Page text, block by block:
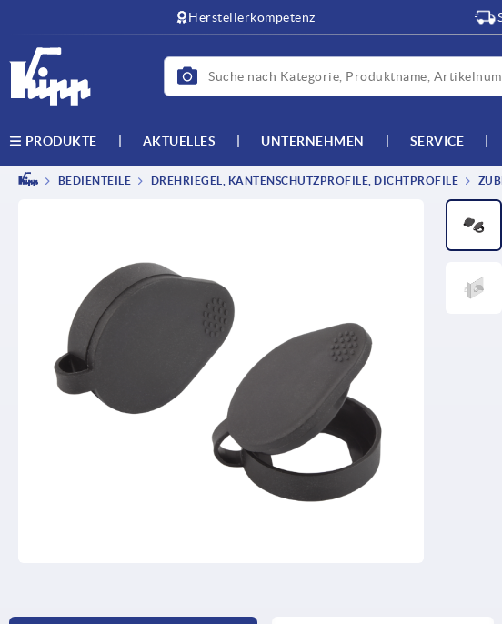
Herstellerkompetenz
PRODUKTE AKTUELLES UNTERNEHMEN SERVICE
BEDIENTEILE DREHRIEGEL, KANTENSCHUTZPROFILE, DICHTPROFILE